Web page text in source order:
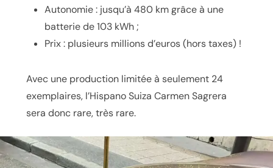
Autonomie : jusqu’à 480 km grâce à une
batterie de 103 kWh ;
Prix : plusieurs millions d’euros (hors taxes) !
Avec une production limitée à seulement 24
exemplaires, l’Hispano Suiza Carmen Sagrera
sera donc rare, très rare.